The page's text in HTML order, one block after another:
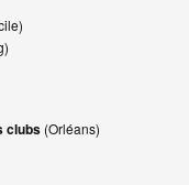
clubs (Orléans)